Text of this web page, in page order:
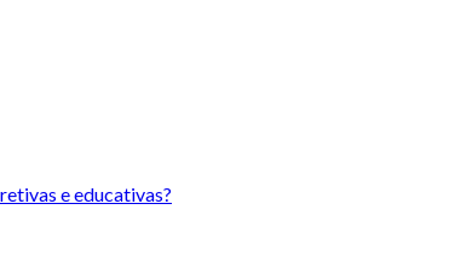
e educativas?